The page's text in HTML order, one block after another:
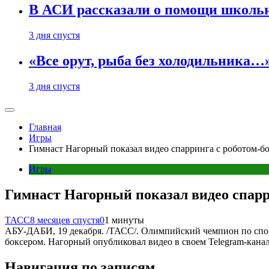
В АСИ рассказали о помощи
3 дня спустя
«Все орут, рыба без
3 дня спустя
Главная
Игры
Гимнаст Нагорный показал видео спарринга с роботом-
Игры
Гимнаст Нагорный показал видео
ТАСС8 месяцев спустя01 минуты
АБУ-ДАБИ, 19 декабря. /ТАСС/. Олимпийский чемпион по
боксером. Нагорный опубликовал видео в своем Telegram-